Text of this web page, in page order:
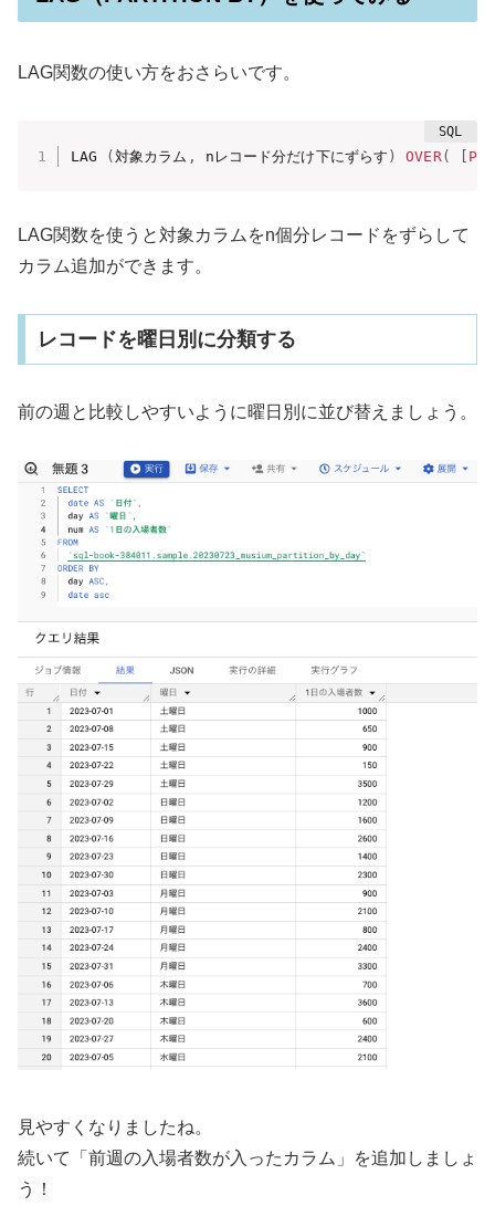
LAG関数の使い方をおさらいです。
LAG (対象カラム , nレコード分だけ下にずらす ) OVER( [
LAG関数を使うと対象カラムをn個分レコードをずらして
カラム追加ができます。
レコードを曜日別に分類する
前の週と比較しやすいように曜日別に並び替えましょう。
見やすくなりましたね。
続いて「前週の入場者数が入ったカラム」を追加しましょ
う！